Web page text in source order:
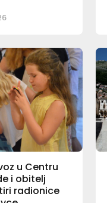
u Centru
i obitelj
radionice